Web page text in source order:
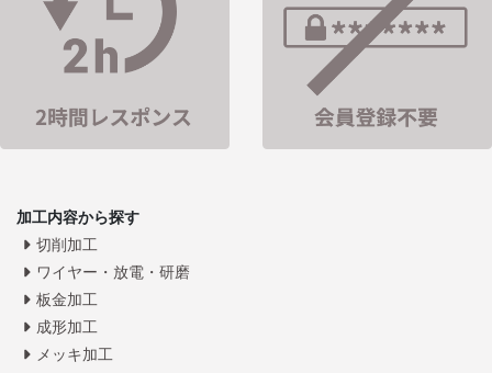
加工内容から探す
切削加工
ワイヤー・放電・研磨
板金加工
成形加工
メッキ加工